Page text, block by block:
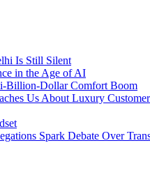
Is Still Silent
in the Age of AI
Billion-Dollar Comfort Boom
Us About Luxury
Spark Debate Over